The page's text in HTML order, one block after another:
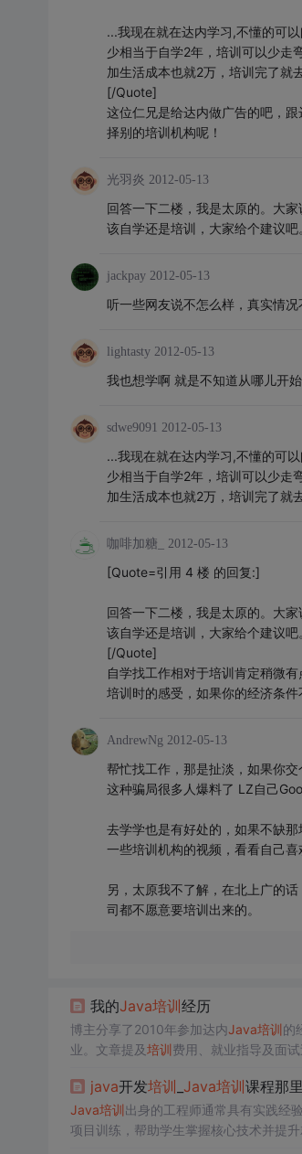
...我现在就在达内学习,不懂的可
少相当于自学2年，培训可以少走
加生活成本也就2万，培训完了就
[/Quote]
这位仁兄是给达内做广告的吧，
择别的培训机构呢！
光羽炎 2012-05-13
回答一下二楼，我是太原的。大
该自学还是培训，大家给个建议吧。
jackpay 2012-05-13
听一些网友说不怎么样，真实情况
lightasty 2012-05-13
我也想学啊 就是不知道从哪儿开始
sdwe9091 2012-05-13
...我现在就在达内学习,不懂的可
少相当于自学2年，培训可以少走
加生活成本也就2万，培训完了就
咖啡加糖_ 2012-05-13
[Quote=引用 4 楼 的回复:]
回答一下二楼，我是太原的。大
该自学还是培训，大家给个建议吧。
[/Quote]
自学找工作相对于培训肯定稍微
培训时的感受，如果你的经济条
AndrewNg 2012-05-13
帮忙找工作，那是扯淡，如果你
这种骗局很多人爆料了 LZ自己
去学学也是有好处的，如果不缺
一些培训机构的视频，看看自己喜
另，太原我不了解，在北上广的
司都不愿意要培训出来的。
我的Java培训 经历
博主分享了2010年参加达内Java培训的
业。文章提及培训费用、就业指导及面
java开发培训 Java培训 课程那
Java培训出身的工程师通常具有实践经
项目训练，帮助学生掌握核心技术并提